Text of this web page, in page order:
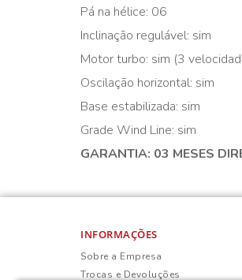
Pá na hélice: 06
Inclinação regulável: sim
Motor turbo: sim (3
Oscilação horizontal: sim
Base estabilizada: sim
Grade Wind Line: sim
GARANTIA: 03 MESES
INFORMAÇÕES
Sobre a Empresa
Trocas e Devoluções